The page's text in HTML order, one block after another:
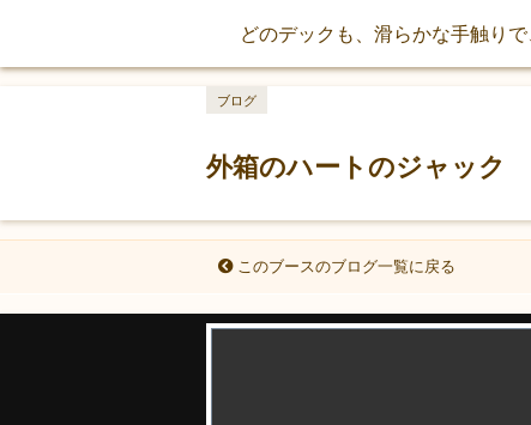
どのデックも、滑らかな手触り
外箱のハートのジャック
ブログ
このブースのブログ一覧に戻る